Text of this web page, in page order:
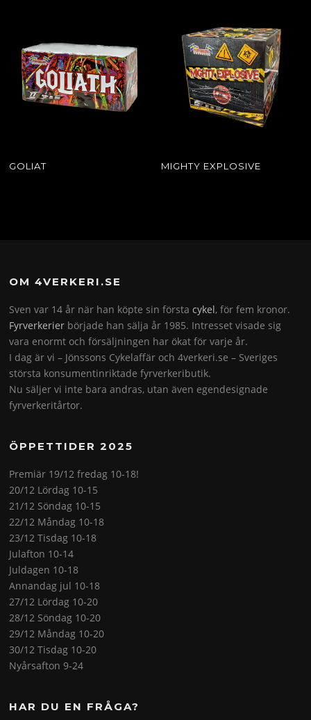
GOLIAT MIGHTY EXPLOSIVE
OM 4VERKERI.SE
Sven var 14 år när han köpte sin förstacykel, för fem kronor.
Fyrverkerier började han sälja år 1985. Intresset visade sig
vara enormt och försäljningen har ökat för varje år.
I dag är vi – Jönssons Cykelaffär och 4verkeri.se – Sveriges
största konsumentinriktade fyrverkeributik.
Nu säljer vi inte bara andras, utan även egendesignade
fyrverkeritårtor.
ÖPPETTIDER 2025
Premiär 19/12 fredag 10-18!
20/12 Lördag 10-15
21/12 Söndag 10-15
22/12 Måndag 10-18
23/12 Tisdag 10-18
Julafton 10-14
Juldagen 10-18
Annandag jul 10-18
27/12 Lördag 10-20
28/12 Söndag 10-20
29/12 Måndag 10-20
30/12 Tisdag 10-20
Nyårsafton 9-24
HAR DU EN FRÅGA?